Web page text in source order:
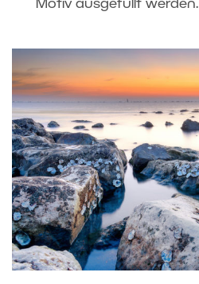
Motiv ausgefüllt werden.